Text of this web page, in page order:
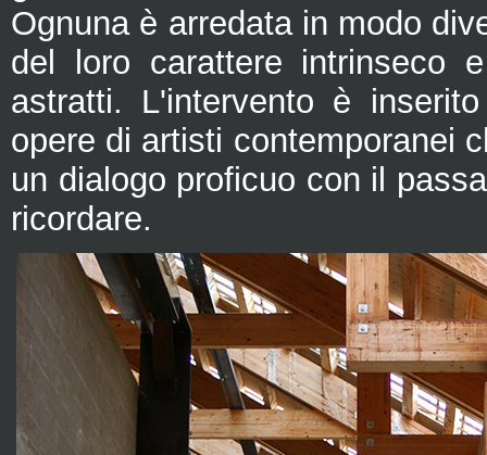
Ognuna è arredata in modo
del loro carattere intrinseco
astratti. L'intervento è
opere di artisti contemporanei
un dialogo proficuo con il
ricordare.